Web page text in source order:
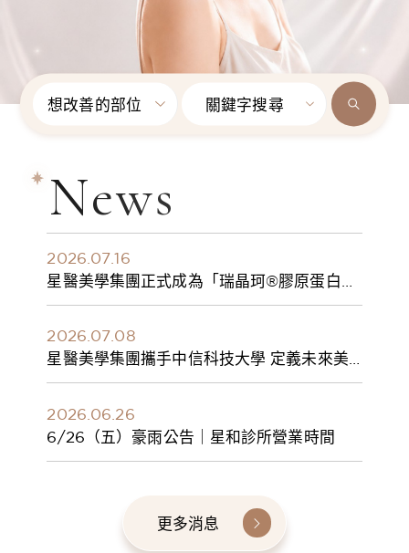
想改善的部位 關鍵字搜尋
News
2026.07.16
星醫美學集團正式成為「瑞晶珂®膠原蛋白植
入劑」台灣獨家總代理
2026.07.08
星醫美學集團攜手中信科技大學 定義未來美
學人才新標準 建構健康美學產學共育模式 串
2026.06.26
6/26（五）豪雨公告｜星和診所營業時間
更多消息